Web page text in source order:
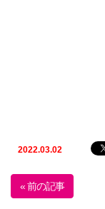
2022.03.02
« 前の記事